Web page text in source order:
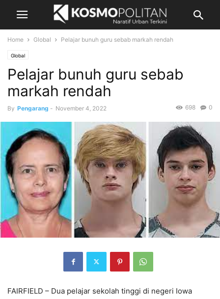
Home Global Pelajar bunuh guru sebab markah rendah
Global
Pelajar bunuh guru sebab
markah rendah
By Pengarang - November 4, 2022 0
698
FAIRFIELD – Dua pelajar sekolah tinggi di negeri Iowa